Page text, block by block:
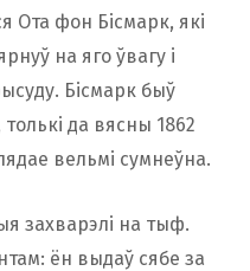
Ота фон Бісмарк, які
на яго ўвагу і
Бісмарк быў
да вясны 1862
вельмі сумнеўна.
захварэлі на тыф.
ён выдаў сябе за